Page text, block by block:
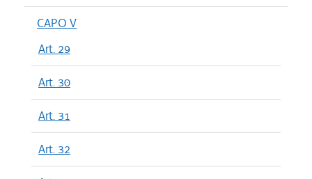
CAPO V
Art. 29
Art. 30
Art. 31
Art. 32